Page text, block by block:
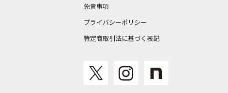
免責事項
プライバシーポリシー
特定商取引法に基づく表記